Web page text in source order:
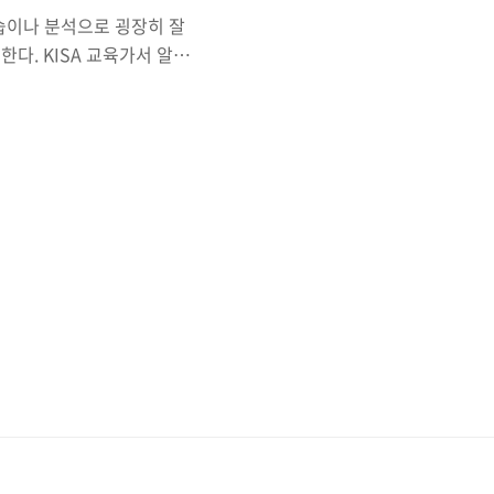
나 분석으로 굉장히 잘
다. KISA 교육가서 알게
행하자 필요한 절차가